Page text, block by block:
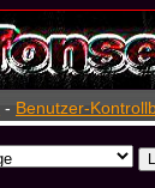
- Benutzer-